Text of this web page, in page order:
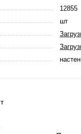
12855
шт